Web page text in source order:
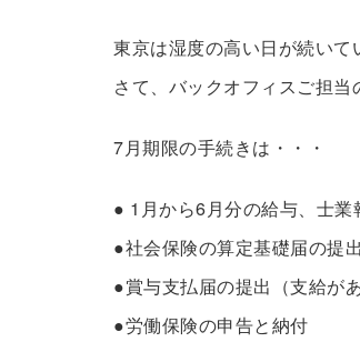
東京は湿度の高い日が続いて
さて、バックオフィスご担当
7月期限の手続きは・・・
● 1月から6月分の給与、士業
●社会保険の算定基礎届の提出
●賞与支払届の提出（支給が
●労働保険の申告と納付